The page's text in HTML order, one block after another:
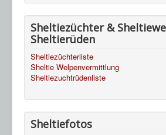
Sheltiezüchter &
Sheltierüden
Sheltiezüchterliste
Sheltie Welpenvermittlung
Sheltiezuchtrüdenliste
Sheltiefotos